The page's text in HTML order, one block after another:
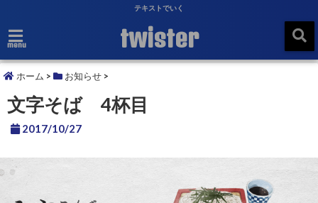
テキストでいく
menu twister
ホーム > お知らせ >
文字そば 4杯目
2017/10/27